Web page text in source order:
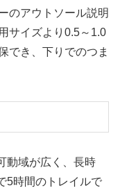
のアウトソール説明
サイズより0.5～1.0
でき、下りでのつま
動域が広く、長時
5時間のトレイルで